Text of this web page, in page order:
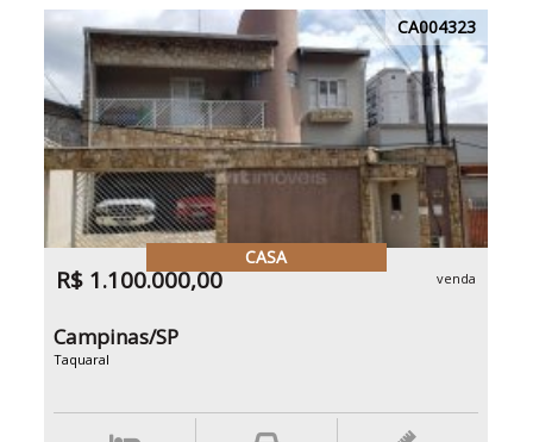
CA004323
CASA
R$ 1.100.000,00 venda
Campinas/SP
Taquaral